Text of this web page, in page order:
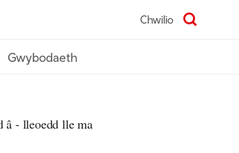
Chwilio
Gwybodaeth
â - lleoedd lle ma